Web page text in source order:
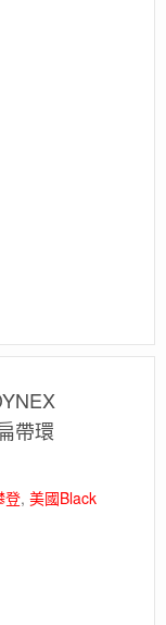
帶環
登, 美國Black